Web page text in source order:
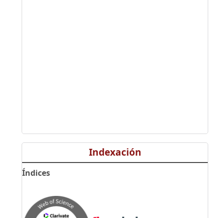
Indexación
Índices